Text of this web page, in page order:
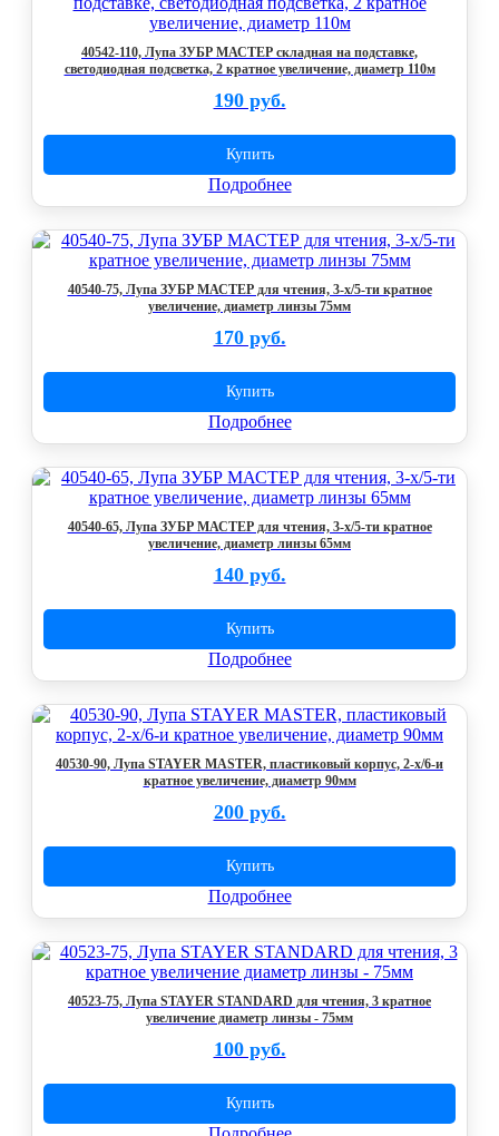
40542-110, Лупа ЗУБР МАСТЕР складная на подставке,
светодиодная подсветка, 2 кратное увеличение, диаметр 110м
190 руб.
Купить
Подробнее
40540-75, Лупа ЗУБР МАСТЕР для чтения, 3-х/5-ти кратное
увеличение, диаметр линзы 75мм
170 руб.
Купить
Подробнее
40540-65, Лупа ЗУБР МАСТЕР для чтения, 3-х/5-ти кратное
увеличение, диаметр линзы 65мм
140 руб.
Купить
Подробнее
40530-90, Лупа STAYER MASTER, пластиковый корпус, 2-х/6-и
кратное увеличение, диаметр 90мм
200 руб.
Купить
Подробнее
40523-75, Лупа STAYER STANDARD для чтения, 3 кратное
увеличение диаметр линзы - 75мм
100 руб.
Купить